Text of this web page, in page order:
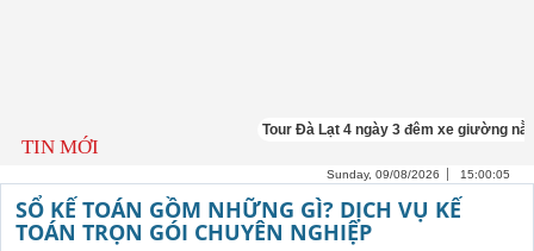
TIN MỚI
Tour Đà Lạt 4 ngày 3 đêm xe giường nằm
Sunday, 09/08/2026 15:00:06
SỔ KẾ TOÁN GỒM NHỮNG GÌ? DỊCH VỤ KẾ
TOÁN TRỌN GÓI CHUYÊN NGHIỆP